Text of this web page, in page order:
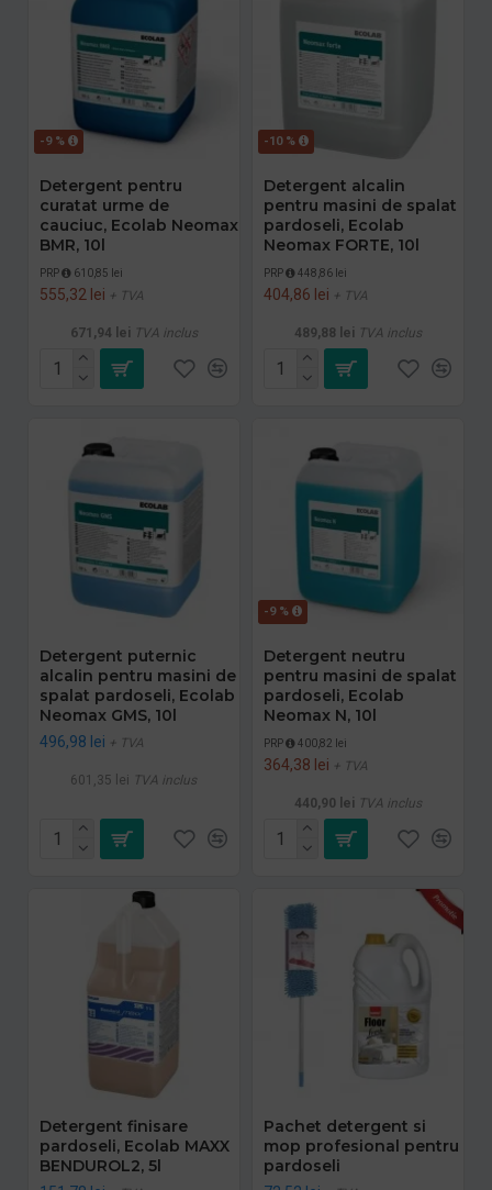
-9 %
Detergent pentru
curatat urme de
cauciuc, Ecolab Neomax
BMR, 10l
PRP 610,85 lei
555,32 lei + TVA
671,94 lei TVA inclus
-10 %
Detergent alcalin
pentru masini de spalat
pardoseli, Ecolab
Neomax FORTE, 10l
PRP 448,86 lei
404,86 lei + TVA
489,88 lei TVA inclus
Detergent puternic
alcalin pentru masini de
spalat pardoseli, Ecolab
Neomax GMS, 10l
496,98 lei + TVA
601,35 lei TVA inclus
-9 %
Detergent neutru
pentru masini de spalat
pardoseli, Ecolab
Neomax N, 10l
PRP 400,82 lei
364,38 lei + TVA
440,90 lei TVA inclus
Detergent finisare
pardoseli, Ecolab MAXX
BENDUROL2, 5l
Pachet detergent si
mop profesional pentru
pardoseli